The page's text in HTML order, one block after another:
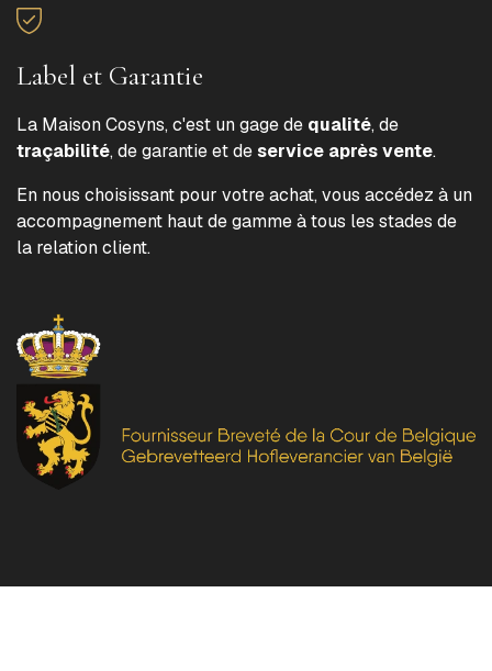
Label et Garantie
La Maison Cosyns, c'est un gage de qualité, de
traçabilité, de garantie et deservice après vente.
En nous choisissant pour votre achat, vous accédez à un
accompagnement haut de gamme à tous les stades de
la relation client.